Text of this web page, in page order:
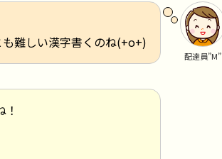
配達員”M”
難しい漢字書くのね(+o+)